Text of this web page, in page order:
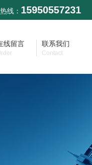
线： 15950557231
线留言 联系我们
Contact